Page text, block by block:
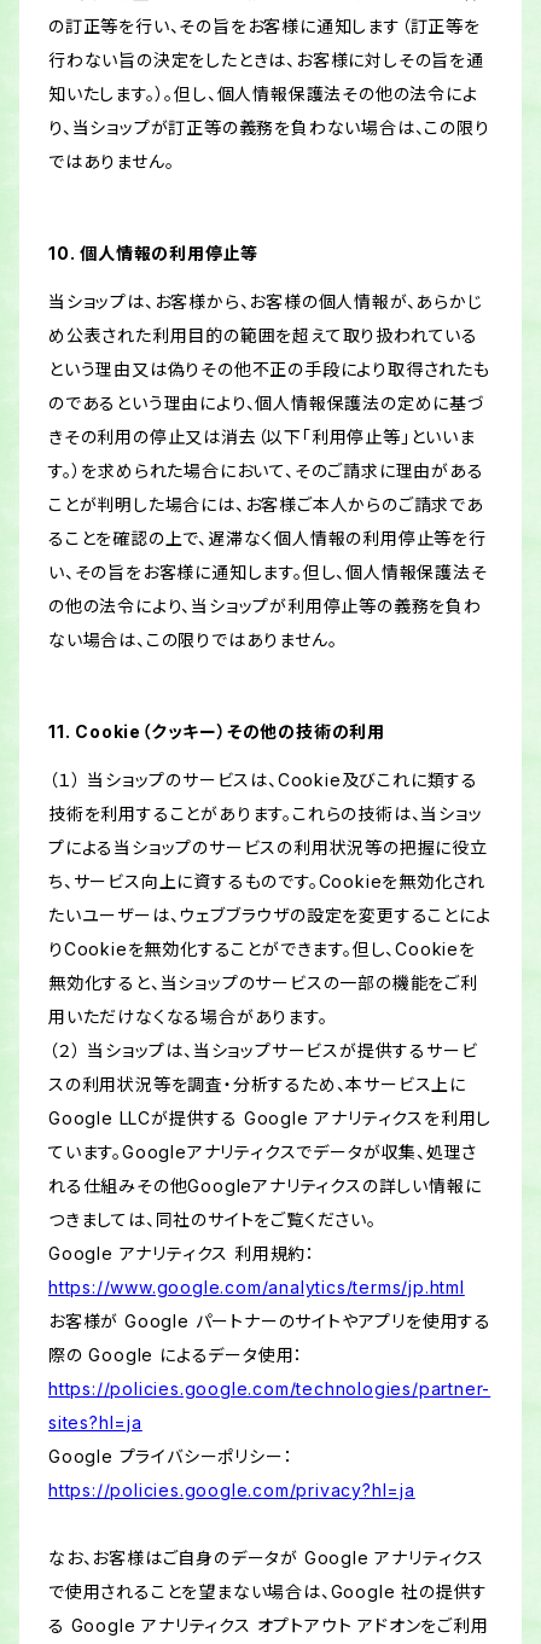
の訂正等を行い、その旨をお客様に通知します（訂正等を
行わない旨の決定をしたときは、お客様に対しその旨を通
知いたします。）。但し、個人情報保護法その他の法令によ
り、当ショップが訂正等の義務を負わない場合は、この限り
ではありません。
10. 個人情報の利用停止等
当ショップは、お客様から、お客様の個人情報が、あらかじ
め公表された利用目的の範囲を超えて取り扱われている
という理由又は偽りその他不正の手段により取得されたも
のであるという理由により、個人情報保護法の定めに基づ
きその利用の停止又は消去（以下「利用停止等」といいま
す。）を求められた場合において、そのご請求に理由がある
ことが判明した場合には、お客様ご本人からのご請求であ
ることを確認の上で、遅滞なく個人情報の利用停止等を行
い、その旨をお客様に通知します。但し、個人情報保護法そ
の他の法令により、当ショップが利用停止等の義務を負わ
ない場合は、この限りではありません。
11. Cookie（クッキー）その他の技術の利用
（１） 当ショップのサービスは、Cookie及びこれに類する
技術を利用することがあります。これらの技術は、当ショッ
プによる当ショップのサービスの利用状況等の把握に役立
ち、サービス向上に資するものです。Cookieを無効化され
たいユーザーは、ウェブブラウザの設定を変更することによ
りCookieを無効化することができます。但し、Cookieを
無効化すると、当ショップのサービスの一部の機能をご利
用いただけなくなる場合があります。
（２） 当ショップは、当ショップサービスが提供するサービ
スの利用状況等を調査・分析するため、本サービス上に
Google LLCが提供する Google アナリティクスを利用し
ています。Googleアナリティクスでデータが収集、処理さ
れる仕組みその他Googleアナリティクスの詳しい情報に
つきましては、同社のサイトをご覧ください。
Google アナリティクス 利用規約：
https://www.google.com/analytics/terms/jp.html
お客様が Google パートナーのサイトやアプリを使用する
際の Google によるデータ使用：
https://policies.google.com/technologies/partner-
sites?hl=ja
Google プライバシーポリシー：
https://policies.google.com/privacy?hl=ja
なお、お客様はご自身のデータが Google アナリティクス
で使用されることを望まない場合は、Google 社の提供す
る Google アナリティクス オプトアウト アドオンをご利用